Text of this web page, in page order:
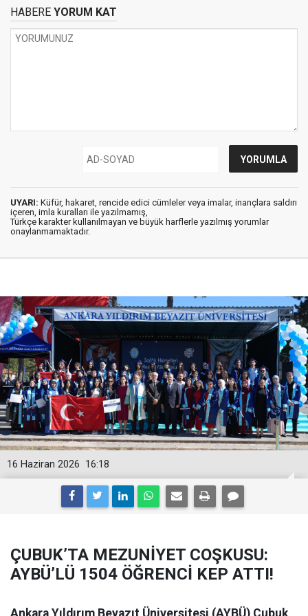
HABERE YORUM KAT
UYARI: Küfür, hakaret, rencide edici cümleler veya imalar, inançlara saldırı
içeren, imla kuralları ile yazılmamış,
Türkçe karakter kullanılmayan ve büyük harflerle yazılmış yorumlar
onaylanmamaktadır.
16:18
16 Haziran 2026
ÇUBUK’TA MEZUNİYET COŞKUSU:
AYBÜ’LÜ 1504 ÖĞRENCİ KEP ATTI!
Ankara Yıldırım Beyazıt Üniversitesi (AYBÜ) Çubuk